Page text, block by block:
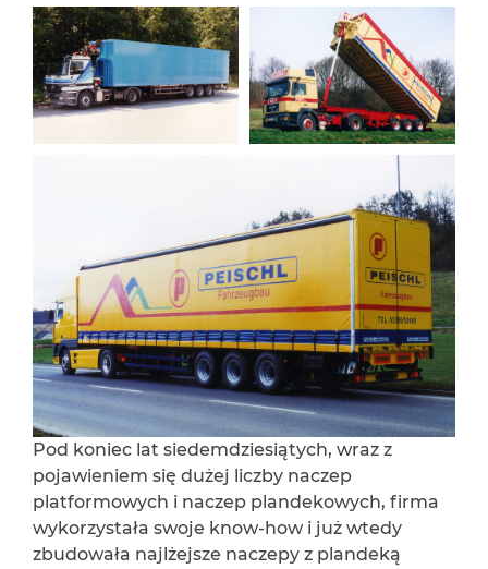
Pod koniec lat siedemdziesiątych, wraz z
pojawieniem się dużej liczby naczep
platformowych i naczep plandekowych, firma
wykorzystała swoje know-how i już wtedy
zbudowała najlżejsze naczepy z plandeką